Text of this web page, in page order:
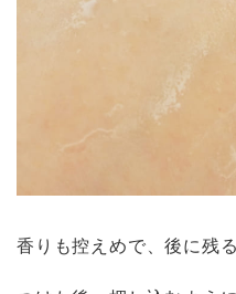
香りも控えめで、後に残